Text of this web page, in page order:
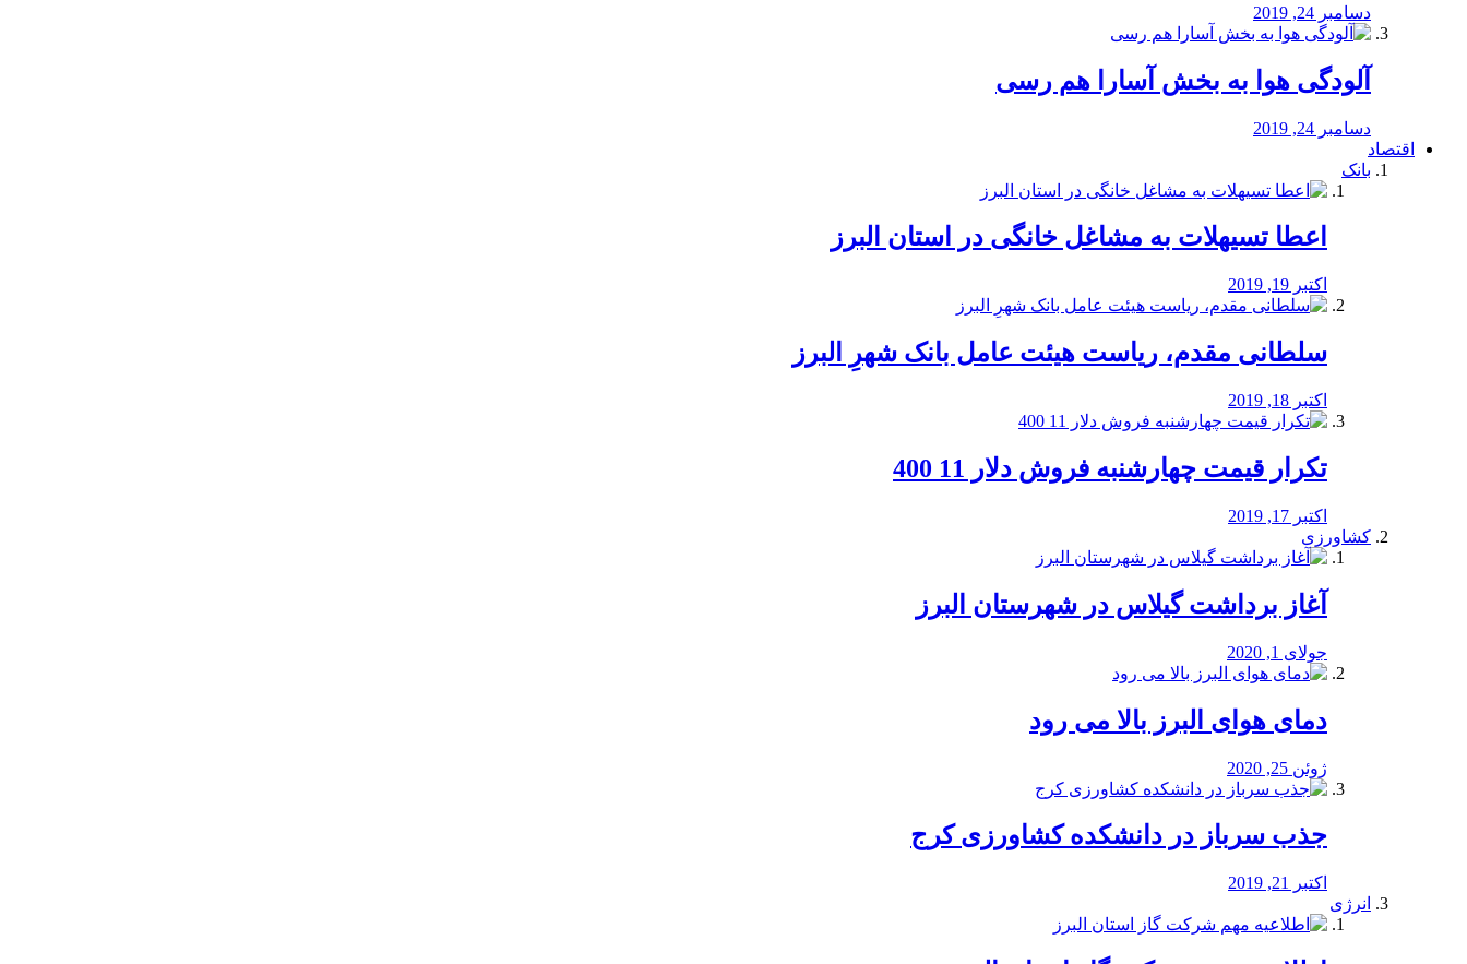
دسامبر 24, 2019
آلودگی هوا به بخش آسارا هم رسی
دسامبر 24, 2019
اقتصاد
بانک
️اعطا تسیهلات به مشاغل خانگی در استان البرز
اکتبر 19, 2019
سلطانی مقدم، ریاست هیئت عامل بانک شهرِ البرز
اکتبر 18, 2019
تکرار قیمت چهارشنبه فروش دلار 11 400
اکتبر 17, 2019
کشاورزی
آغاز برداشت گیلاس در شهرستان البرز
جولای 1, 2020
دمای هوای البرز بالا می رود
ژوئن 25, 2020
جذب سرباز در دانشکده کشاورزی کرج
اکتبر 21, 2019
انرژی